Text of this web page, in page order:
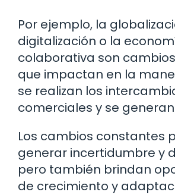
Por ejemplo, la
digitalización o la
colaborativa son
que impactan en la
se realizan los
comerciales y se
Los cambios constantes
generar incertidumbre y
pero también brindan
de crecimiento y